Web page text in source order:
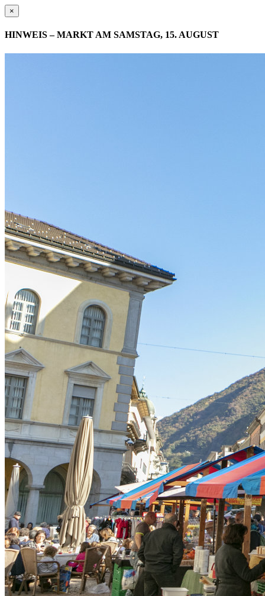
×
HINWEIS – MARKT AM SAMSTAG, 15. AUGUST